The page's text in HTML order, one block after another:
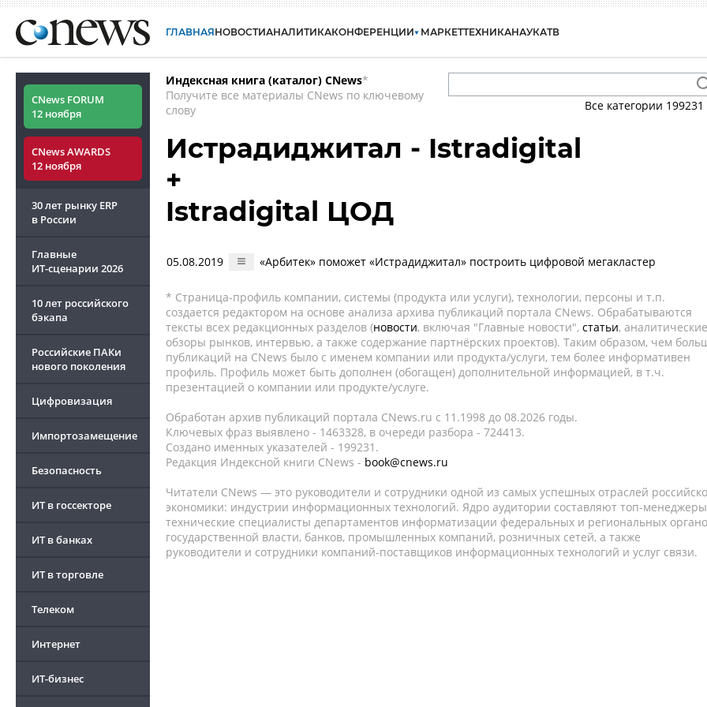
ГЛАВНАЯНОВОСТИАНАЛИТИКАКОНФЕРЕНЦИИ МАРКЕТТЕХНИКАНАУКАТВ
CNews FORUM
12 ноября
CNews AWARDS
12 ноября
30 лет рынку ERP
в России
Главные
ИТ-сценарии 2026
10 лет российского
бэкапа
Российские ПАКи
нового поколения
Цифровизация
Импортозамещение
Безопасность
ИТ в госсекторе
ИТ в банках
ИТ в торговле
Телеком
Интернет
ИТ-бизнес
Индексная книга (каталог) CNews*
Получите все материалы CNews по ключевому
слову
Все категории 199231
Истрадиджитал - Istradigital
+
Istradigital ЦОД
05.08.2019 «Арбитек» поможет «Истрадиджитал» построить цифровой мегакластер
* Страница-профиль компании, системы (продукта или услуги), технологии, персоны и т.п.
создается редактором на основе анализа архива публикаций портала CNews. Обрабатываются
тексты всех редакционных разделов (новости, включая "Главные новости", статьи, аналитические
обзоры рынков, интервью, а также содержание партнёрских проектов). Таким образом, чем
публикаций на CNews было с именем компании или продукта/услуги, тем более информативен
профиль. Профиль может быть дополнен (обогащен) дополнительной информацией, в т.ч.
презентацией о компании или продукте/услуге.
Обработан архив публикаций портала CNews.ru c 11.1998 до 08.2026 годы.
Ключевых фраз выявлено - 1463328, в очереди разбора - 724413.
Создано именных указателей - 199231.
Редакция Индексной книги CNews - book@cnews.ru
Читатели CNews — это руководители и сотрудники одной из самых успешных отраслей
экономики: индустрии информационных технологий. Ядро аудитории составляют топ-
технические специалисты департаментов информатизации федеральных и региональных
государственной власти, банков, промышленных компаний, розничных сетей, а также
руководители и сотрудники компаний-поставщиков информационных технологий и услуг связи.